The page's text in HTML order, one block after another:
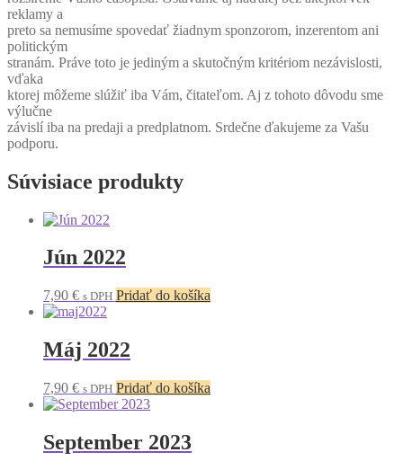
reklamy a
preto sa nemusíme spovedať žiadnym sponzorom, inzerentom ani
politickým
stranám. Práve toto je jediným a skutočným kritériom nezávislosti,
vďaka
ktorej môžeme slúžiť iba Vám, čitateľom. Aj z tohoto dôvodu sme
výlučne
závislí iba na predaji a predplatnom. Srdečne ďakujeme za Vašu
podporu.
Súvisiace produkty
Jún 2022
7,90 € s DPH Pridať do košíka
Máj 2022
7,90 € s DPH Pridať do košíka
September 2023